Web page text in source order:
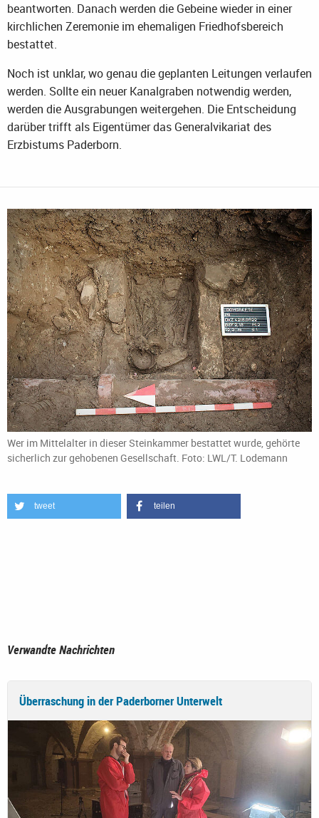
beantworten. Danach werden die Gebeine wieder in einer
kirchlichen Zeremonie im ehemaligen Friedhofsbereich
bestattet.
Noch ist unklar, wo genau die geplanten Leitungen verlaufen
werden. Sollte ein neuer Kanalgraben notwendig werden,
werden die Ausgrabungen weitergehen. Die Entscheidung
darüber trifft als Eigentümer das Generalvikariat des
Erzbistums Paderborn.
Wer im Mittelalter in dieser Steinkammer bestattet wurde, gehörte
sicherlich zur gehobenen Gesellschaft. Foto: LWL/T. Lodemann
tweet teilen
Verwandte Nachrichten
Überraschung in der Paderborner Unterwelt